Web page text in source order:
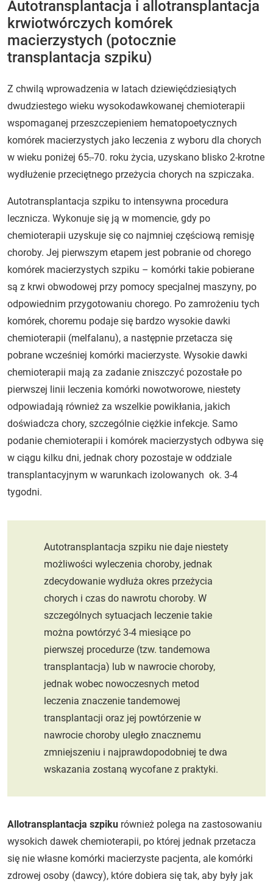
Autotransplantacja i allotransplantacja
krwiotwórczych komórek
macierzystych (potocznie
transplantacja szpiku)
Z chwilą wprowadzenia w latach dziewięćdziesiątych
dwudziestego wieku wysokodawkowanej chemioterapii
wspomaganej przeszczepieniem hematopoetycznych
komórek macierzystych jako leczenia z wyboru dla chorych
w wieku poniżej 65.-70. roku życia, uzyskano blisko 2-krotne
wydłużenie przeciętnego przeżycia chorych na szpiczaka.
Autotransplantacja szpiku to intensywna procedura
lecznicza. Wykonuje się ją w momencie, gdy po
chemioterapii uzyskuje się co najmniej częściową remisję
choroby. Jej pierwszym etapem jest pobranie od chorego
komórek macierzystych szpiku – komórki takie pobierane
są z krwi obwodowej przy pomocy specjalnej maszyny, po
odpowiednim przygotowaniu chorego. Po zamrożeniu tych
komórek, choremu podaje się bardzo wysokie dawki
chemioterapii (melfalanu), a następnie przetacza się
pobrane wcześniej komórki macierzyste. Wysokie dawki
chemioterapii mają za zadanie zniszczyć pozostałe po
pierwszej linii leczenia komórki nowotworowe, niestety
odpowiadają również za wszelkie powikłania, jakich
doświadcza chory, szczególnie ciężkie infekcje. Samo
podanie chemioterapii i komórek macierzystych odbywa się
w ciągu kilku dni, jednak chory pozostaje w oddziale
transplantacyjnym w warunkach izolowanych ok. 3-4
tygodni.
Autotransplantacja szpiku nie daje niestety
możliwości wyleczenia choroby, jednak
zdecydowanie wydłuża okres przeżycia
chorych i czas do nawrotu choroby. W
szczególnych sytuacjach leczenie takie
można powtórzyć 3-4 miesiące po
pierwszej procedurze (tzw. tandemowa
transplantacja) lub w nawrocie choroby,
jednak wobec nowoczesnych metod
leczenia znaczenie tandemowej
transplantacji oraz jej powtórzenie w
nawrocie choroby uległo znacznemu
zmniejszeniu i najprawdopodobniej te dwa
wskazania zostaną wycofane z praktyki.
Allotransplantacja szpiku również polega na zastosowaniu
wysokich dawek chemioterapii, po której jednak przetacza
się nie własne komórki macierzyste pacjenta, ale komórki
zdrowej osoby (dawcy), które dobiera się tak, aby były jak